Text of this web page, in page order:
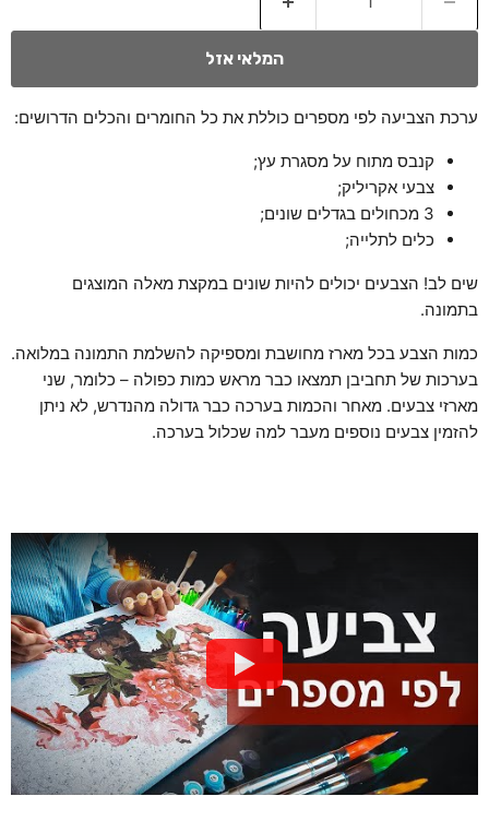
המלאי אזל
ערכת הצביעה לפי מספרים כוללת את כל החומרים והכלים הדרושים:
קנבס מתוח על מסגרת עץ;
צבעי אקריליק;
3 מכחולים בגדלים שונים;
כלים לתלייה;
שים לב! הצבעים יכולים להיות שונים במקצת מאלה המוצגים
בתמונה.
כמות הצבע בכל מארז מחושבת ומספיקה להשלמת התמונה במלואה.
בערכות של תחביבן תמצאו כבר מראש כמות כפולה – כלומר, שני
מארזי צבעים. מאחר והכמות בערכה כבר גדולה מהנדרש, לא ניתן
להזמין צבעים נוספים מעבר למה שכלול בערכה.